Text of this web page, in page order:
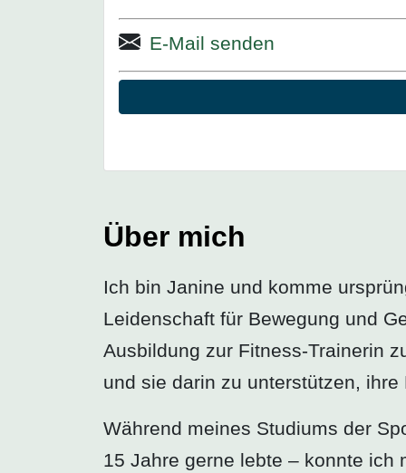
E-Mail senden
Über mich
Ich bin Janine und komme
Leidenschaft für Bewegung und
Ausbildung zur Fitness-Trainerin
und sie darin zu unterstützen,
Während meines Studiums der
15 Jahre gerne lebte – konnte ich